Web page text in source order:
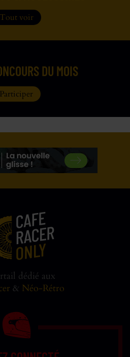
Tout voir
DU MOIS
Participer
dédié aux
& Néo-Rétro